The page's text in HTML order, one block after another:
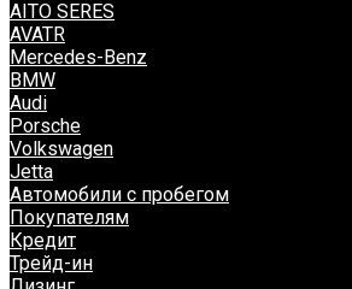
AITO SERES
AVATR
Mercedes-Benz
BMW
Audi
Porsche
Volkswagen
Jetta
Автомобили с пробегом
Покупателям
Кредит
Трейд-ин